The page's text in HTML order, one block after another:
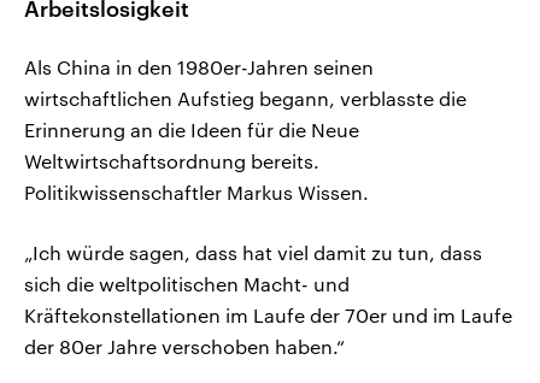
Arbeitslosigkeit
Als China in den 1980er-Jahren seinen
wirtschaftlichen Aufstieg begann, verblasste die
Erinnerung an die Ideen für die Neue
Weltwirtschaftsordnung bereits.
Politikwissenschaftler Markus Wissen.
„Ich würde sagen, dass hat viel damit zu tun, dass
sich die weltpolitischen Macht- und
Kräftekonstellationen im Laufe der 70er und im Laufe
der 80er Jahre verschoben haben.“